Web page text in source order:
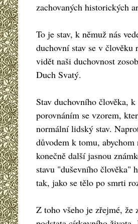
zachovaných historických
To je stav, k němuž nás
duchovní stav se v
vidět naši duchovnost
Duch Svatý.
Stav duchovního člověka,
porovnáním se vzorem,
normální lidský stav.
důvodem k tomu,
konečně další jasnou
stavu "duševního člověka"
tak, jako se tělo po smrti
Z toho všeho je zřejmé, že